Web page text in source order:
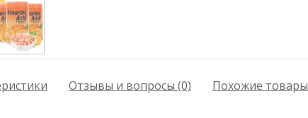
Отзывы и вопросы (0) Похожие товары